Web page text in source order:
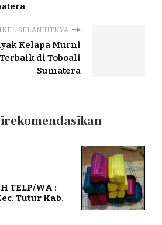
SELANJUTNYA
Kelapa Murni
di Toboali
Sumatera
TELP/WA :
Tutur Kab.